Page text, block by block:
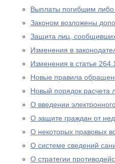
Выплаты погибшим либо
Законом возложены
Защита лиц,
Изменения в
Изменения в статье
Новые правила
Новый порядок расчета
О введении
О защите граждан от
О некоторых правовых
О системе сведений
О стратегии